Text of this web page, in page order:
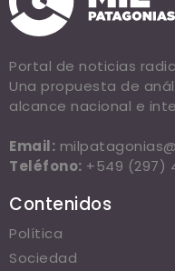
Portal de noticias
Una propuesta de
alcance nacional e
Email:
Teléfono: +549 (297)
Contenidos
Política
Sociedad